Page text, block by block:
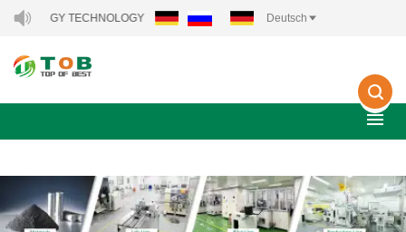
TECHNOLOGY CO., LTD.. Deutsch